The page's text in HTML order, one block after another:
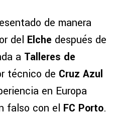
de manera
del Elche después de
a Talleres de
técnico de Cruz Azul
en Europa
falso con el FC Porto.